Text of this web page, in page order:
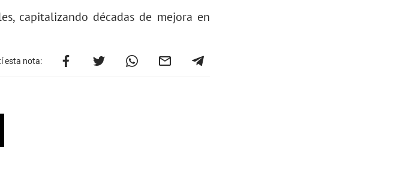
capitalizando décadas de mejora en
esta nota: